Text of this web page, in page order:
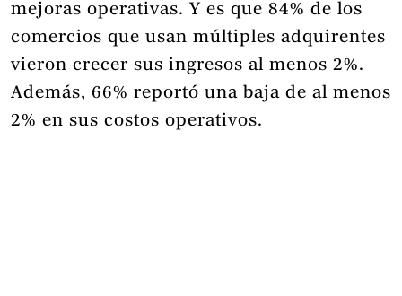
mejoras operativas. Y es que 84% de los
comercios que usan múltiples adquirentes
vieron crecer sus ingresos al menos 2%.
Además, 66% reportó una baja de al menos
2% en sus costos operativos.